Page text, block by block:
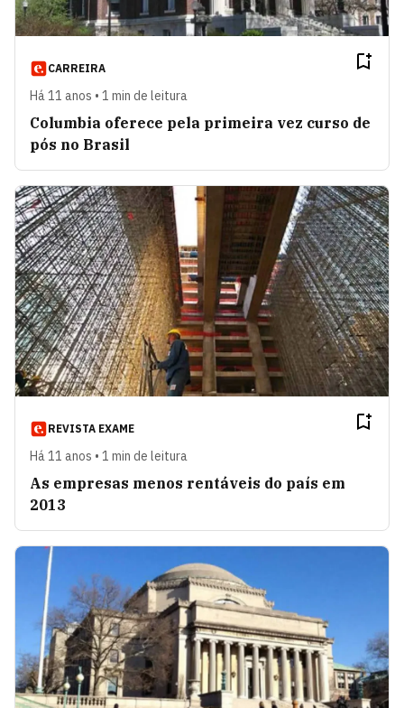
CARREIRA
Há 11 anos • 1 min de leitura
Columbia oferece pela primeira vez curso de
pós no Brasil
REVISTA EXAME
Há 11 anos • 1 min de leitura
As empresas menos rentáveis do país em
2013